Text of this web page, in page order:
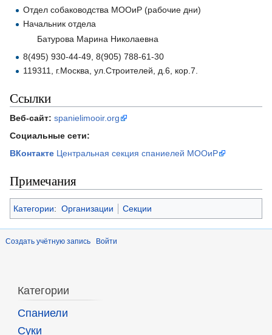
Отдел собаководства МООиР (рабочие дни)
Начальник отдела
Батурова Марина Николаевна
8(495) 930-44-49, 8(905) 788-61-30
119311, г.Москва, ул.Строителей, д.6, кор.7.
Ссылки
Веб-сайт: spanielimooir.org
Социальные сети:
ВКонтакте Центральная секция спаниелей МООиР
Примечания
Категории: Организации Секции
Создать учётную запись Войти
Категории
Спаниели
Суки